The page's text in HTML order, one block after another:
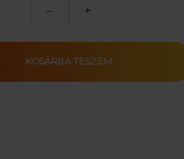
–
mennyiség
+
KOSÁRBA TESZEM